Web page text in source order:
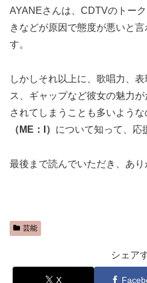
AYANEさんは、CDTVのトー
きなどが原因で態度が悪いと
す。
しかしそれ以上に、歌唱力、
ス、ギャップなど彼女の魅力
されてしまうことも多いような
（ME：I） について知って、応
最後まで読んでいただき、あり
芸能
シェア
X